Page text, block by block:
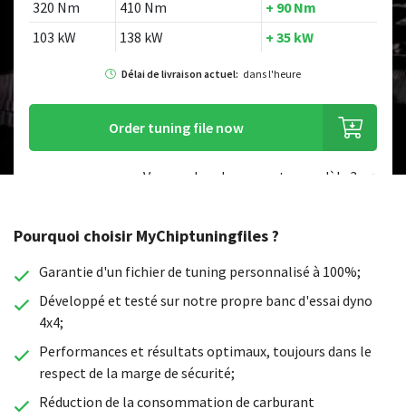
320 Nm
410 Nm
+ 90 Nm
103 kW
138 kW + 35 kW
Délai de livraison actuel: dans l'heure
Order tuning file now
Vous recherchez un autre modèle ?
Pourquoi choisir MyChiptuningfiles ?
Garantie d'un fichier de tuning personnalisé à 100%;
Développé et testé sur notre propre banc d'essai dyno
4x4;
Performances et résultats optimaux, toujours dans le
respect de la marge de sécurité;
Réduction de la consommation de carburant